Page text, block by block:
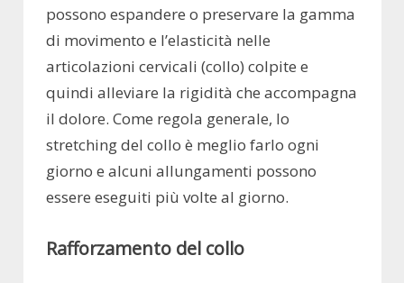
possono espandere o preservare la gamma
di movimento e l’elasticità nelle
articolazioni cervicali (collo) colpite e
quindi alleviare la rigidità che accompagna
il dolore. Come regola generale, lo
stretching del collo è meglio farlo ogni
giorno e alcuni allungamenti possono
essere eseguiti più volte al giorno.
Rafforzamento del collo